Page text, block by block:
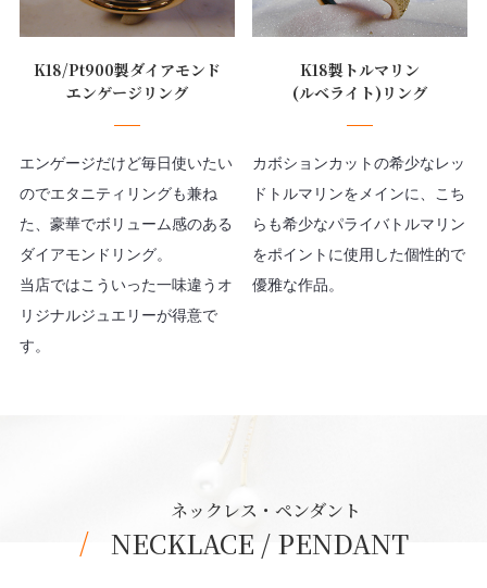
K18/Pt900製ダイアモンド
エンゲージリング
エンゲージだけど毎日使いたい
のでエタニティリングも兼ね
た、豪華でボリューム感のある
ダイアモンドリング。
当店ではこういった一味違うオ
リジナルジュエリーが得意で
す。
K18製トルマリン
(ルベライト)リング
カボションカットの希少なレッ
ドトルマリンをメインに、こち
らも希少なパライバトルマリン
をポイントに使用した個性的で
優雅な作品。
ネックレス・ペンダント
NECKLACE / PENDANT